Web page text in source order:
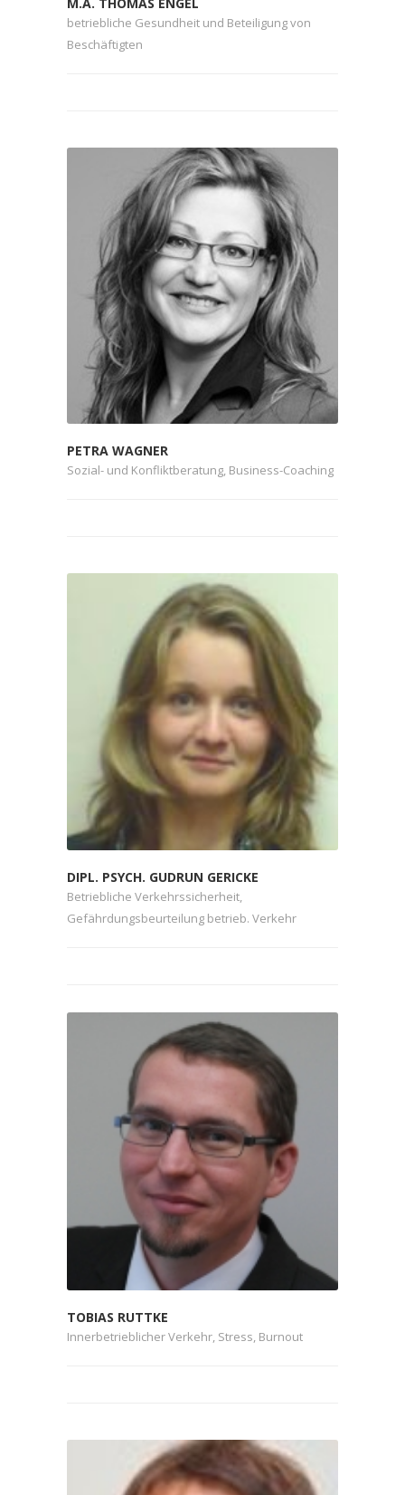
betriebliche Gesundheit und Beteiligung von
Beschäftigten
PETRA WAGNER
Sozial- und Konfliktberatung, Business-Coaching
DIPL. PSYCH. GUDRUN GERICKE
Betriebliche Verkehrssicherheit,
Gefährdungsbeurteilung betrieb. Verkehr
TOBIAS RUTTKE
Innerbetrieblicher Verkehr, Stress, Burnout